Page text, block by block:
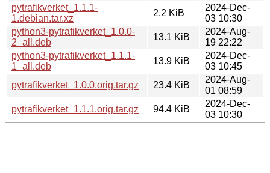
pytrafikverket_1.1.1-
1.debian.tar.xz
2.2 KiB
2024-Dec-
03 10:30
python3-pytrafikverket_1.0.0-
2_all.deb
13.1 KiB
2024-Aug-
19 22:22
python3-pytrafikverket_1.1.1-
1_all.deb
13.9 KiB
2024-Dec-
03 10:45
pytrafikverket_1.0.0.orig.tar.gz
23.4 KiB
2024-Aug-
01 08:59
pytrafikverket_1.1.1.orig.tar.gz
94.4 KiB
2024-Dec-
03 10:30